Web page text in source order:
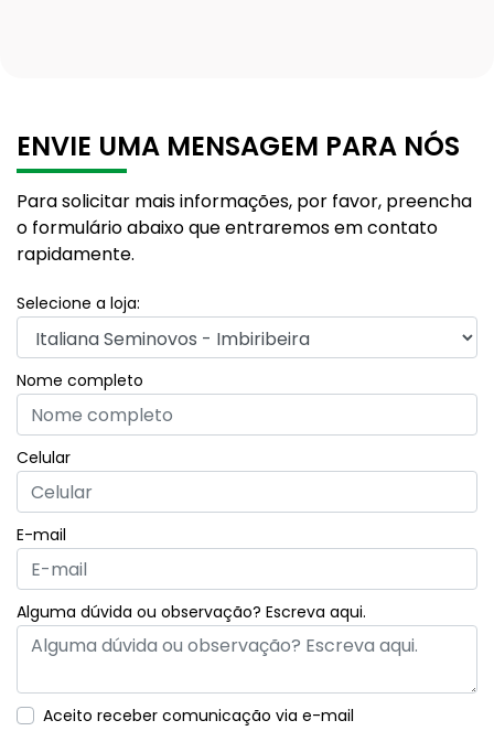
ENVIE UMA MENSAGEM PARA NÓS
Para solicitar mais informações, por favor, preencha
o formulário abaixo que entraremos em contato
rapidamente.
Selecione a loja:
Nome completo
Celular
E-mail
Alguma dúvida ou observação? Escreva aqui.
Aceito receber comunicação via e-mail